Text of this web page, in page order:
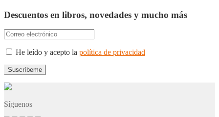
Descuentos en libros, novedades y mucho más
He leído y acepto la política de privacidad
Síguenos